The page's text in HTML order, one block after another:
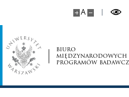
A
biuro
międzynarodowych
programów